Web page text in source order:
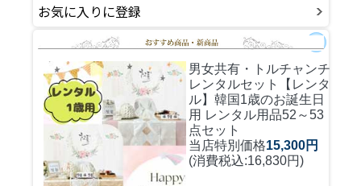
お気に入りに登録
男女共有・トルチャンチ
レンタルセット
【レンタ
ル】韓国1歳のお誕生日
用 レンタル用品52～53
点セット
当店特別価格15,300円
(消費税込:16,830円)